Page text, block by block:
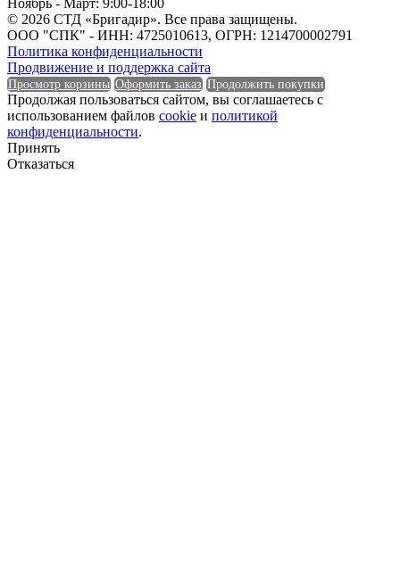
© 2026 СТД «Бригадир». Все права защищены.
ООО "СПК" - ИНН: 4725010613, ОГРН: 1214700002791
Политика конфиденциальности
Продвижение и поддержка сайта
Просмотр корзины Оформить заказ Продолжить покупки
Продолжая пользоваться сайтом, вы соглашаетесь с
использованием файлов cookie и политикой
конфиденциальности.
Принять
Отказаться